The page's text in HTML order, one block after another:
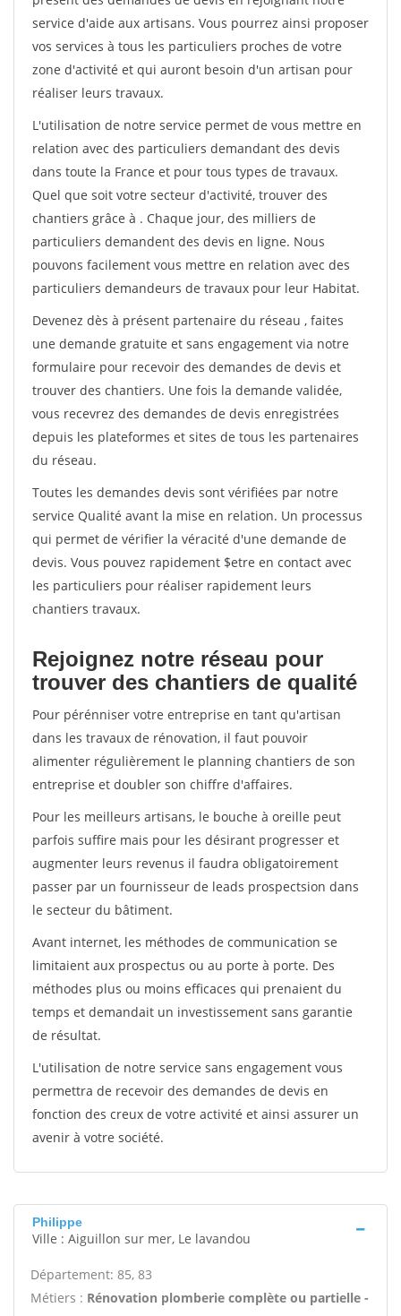
service d'aide aux artisans. Vous pourrez ainsi proposer
vos services à tous les particuliers proches de votre
zone d'activité et qui auront besoin d'un artisan pour
réaliser leurs travaux.
L'utilisation de notre service permet de vous mettre en
relation avec des particuliers demandant des devis
dans toute la France et pour tous types de travaux.
Quel que soit votre secteur d'activité, trouver des
chantiers grâce à . Chaque jour, des milliers de
particuliers demandent des devis en ligne. Nous
pouvons facilement vous mettre en relation avec des
particuliers demandeurs de travaux pour leur Habitat.
Devenez dès à présent partenaire du réseau , faites
une demande gratuite et sans engagement via notre
formulaire pour recevoir des demandes de devis et
trouver des chantiers. Une fois la demande validée,
vous recevrez des demandes de devis enregistrées
depuis les plateformes et sites de tous les partenaires
du réseau.
Toutes les demandes devis sont vérifiées par notre
service Qualité avant la mise en relation. Un processus
qui permet de vérifier la véracité d'une demande de
devis. Vous pouvez rapidement $etre en contact avec
les particuliers pour réaliser rapidement leurs
chantiers travaux.
Rejoignez notre réseau pour
trouver des chantiers de qualité
Pour pérénniser votre entreprise en tant qu'artisan
dans les travaux de rénovation, il faut pouvoir
alimenter régulièrement le planning chantiers de son
entreprise et doubler son chiffre d'affaires.
Pour les meilleurs artisans, le bouche à oreille peut
parfois suffire mais pour les désirant progresser et
augmenter leurs revenus il faudra obligatoirement
passer par un fournisseur de leads prospectsion dans
le secteur du bâtiment.
Avant internet, les méthodes de communication se
limitaient aux prospectus ou au porte à porte. Des
méthodes plus ou moins efficaces qui prenaient du
temps et demandait un investissement sans garantie
de résultat.
L'utilisation de notre service sans engagement vous
permettra de recevoir des demandes de devis en
fonction des creux de votre activité et ainsi assurer un
avenir à votre société.
Philippe
Ville : Aiguillon sur mer, Le lavandou
Département: 85, 83
Métiers : Rénovation plomberie complète ou partielle -